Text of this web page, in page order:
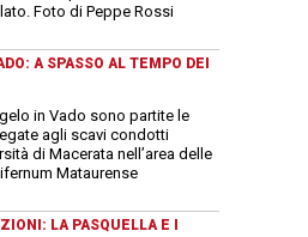
Foto di Peppe Rossi
A SPASSO AL TEMPO DEI
in Vado sono partite le
agli scavi condotti
di Macerata nell’area delle
Mataurense
LA PASQUELLA E I